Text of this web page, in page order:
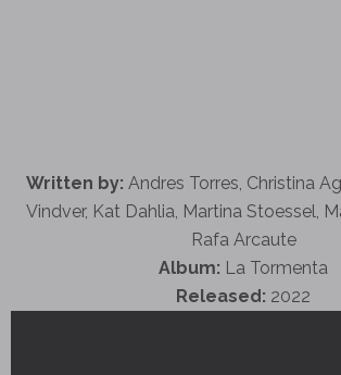
Written by: Andres Torres, Christina
Vindver, Kat Dahlia, Martina Stoessel,
Rafa Arcaute
Album: La Tormenta
Released: 2022